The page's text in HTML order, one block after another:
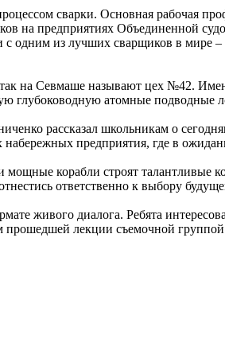
сварки. Основная рабочая
на предприятиях Объединенной
с одним из лучших сварщиков в
на Севмаше называют цех №42.
глубоководную атомные подводные
рассказал школьникам о
набережных предприятия, где в
корабли строят талантливые
ответственно к выбору
живого диалога. Ребята
лекции съемочной группой